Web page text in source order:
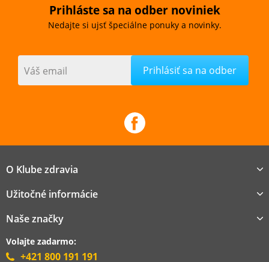
Prihláste sa na odber noviniek
Nedajte si ujsť špeciálne ponuky a novinky.
Váš email
O Klube zdravia
Užitočné informácie
Naše značky
Volajte zadarmo:
+421 800 191 191